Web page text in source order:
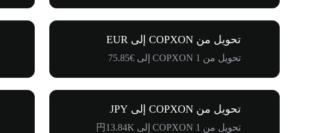
تحويل من COPXON إلى EUR
تحويل من 1 COPXON إلى €75.85
تحويل من COPXON إلى JPY
تحويل من 1 COPXON إلى 円13.84K